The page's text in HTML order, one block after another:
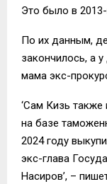
Это было в
По их данным,
закончилось, а
мама экс-
‘Сам Кизь также
на базе
2024 году
экс-глава
Насиров’, –